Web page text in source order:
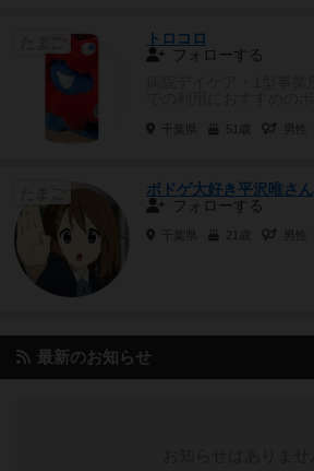
トロコロ
フォローする
51歳
ボドゲ大好き平沢唯さん
フォローする
最新のお知らせ